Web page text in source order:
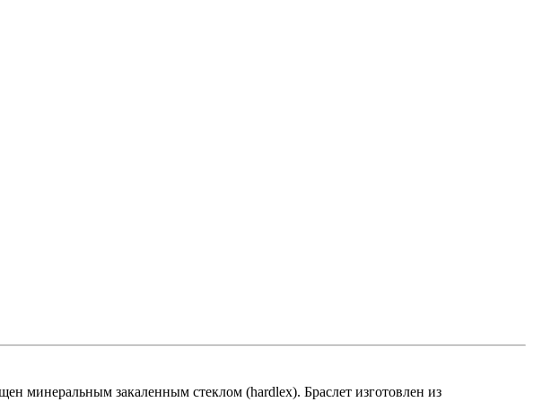
минеральным закаленным стеклом (hardlex). Браслет изготовлен из